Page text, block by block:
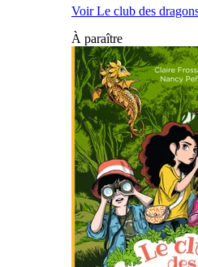
Voir Le club des
À paraître